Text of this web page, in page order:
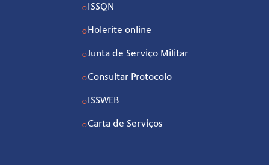
○ ISSQN
○ Holerite online
○Junta de Serviço Militar
○Consultar Protocolo
○ ISSWEB
○Carta de Serviços